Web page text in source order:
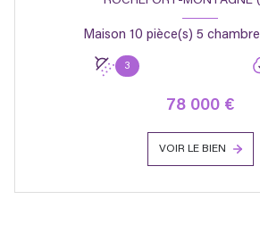
3
78 000 €
VOIR LE BIEN